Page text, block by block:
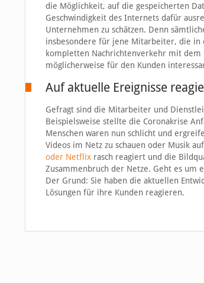
die Möglichkeit, auf die gespeicherten
Geschwindigkeit des Internets dafür
Unternehmen zu schätzen. Denn
insbesondere für jene Mitarbeiter, die in
kompletten Nachrichtenverkehr mit dem
möglicherweise für den Kunden
Auf aktuelle Ereignisse
Gefragt sind die Mitarbeiter und
Beispielsweise stellte die Coronakrise
Menschen waren nun schlicht und
Videos im Netz zu schauen oder Musik
oder Netflixrasch reagiert und die
Zusammenbruch der Netze. Geht es um
Der Grund: Sie haben die aktuellen
Lösungen für ihre Kunden reagieren.